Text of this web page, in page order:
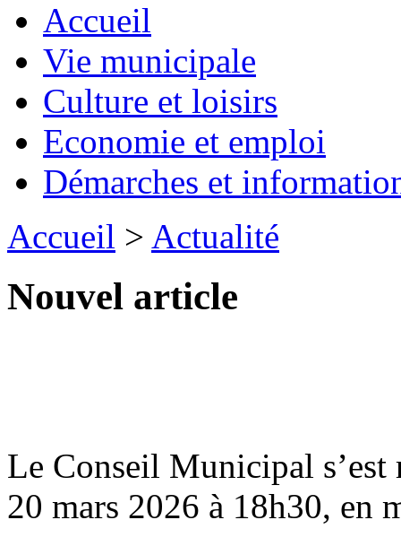
Accueil
Vie municipale
Culture et loisirs
Economie et emploi
Démarches et
Accueil > Actualité
Nouvel article
Le Conseil Municipal
20 mars 2026 à 18h30, en